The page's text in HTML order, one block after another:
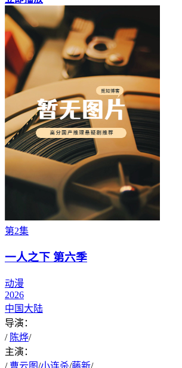
第2集
一人之下 第六季
动漫
2026
中国大陆
导演：
/ 陈烨/
主演：
/ 曹云图/小连杀/藤新/